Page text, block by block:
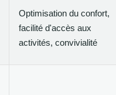
Optimisation du confort,
facilité d'accès aux
activités, convivialité